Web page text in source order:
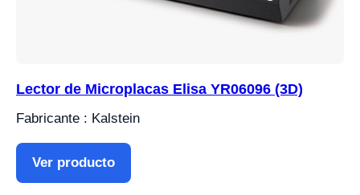
Lector de Microplacas Elisa YR06096 (3D)
Fabricante : Kalstein
Ver producto